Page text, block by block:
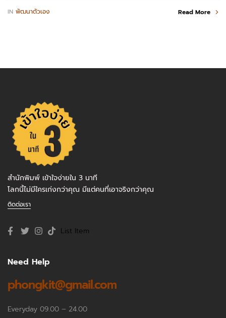
IN พัฒนาตัวเอง Read More
สำนักพิมพ์ เข้าใจง่ายใน 3 นาที
โลกนี้ไม่มีใครเก่งกว่าคุณ มีแต่คนที่เอาจริงกว่าคุณ
ติดต่อเรา
List Item
Need Help
phongkit@gmail.com
Everyday 09.00 – 24.00